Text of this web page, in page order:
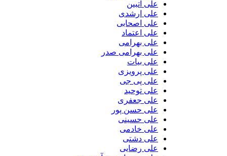
علی آتبین
علی ارشدی
علی اصحابی
علی اعتماد
علی بهرامی
علی بهرامی صدر
علی بیات
علی پرویزی
علی پی جی
علی توحید
علی جعفری
علی حسن پور
علی حسینی
علی خادمی
علی دشتی
علی رضایی